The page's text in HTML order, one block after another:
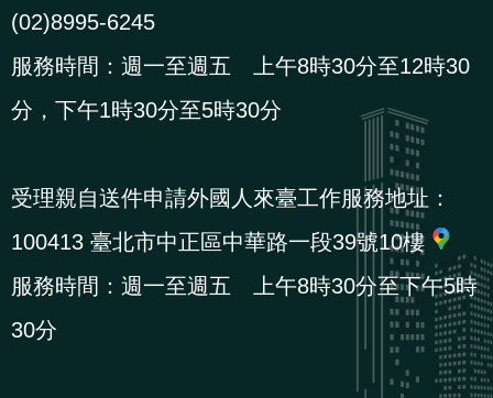
(02)8995-6245
服務時間：週一至週五 上午8時30分至12時30
分，下午1時30分至5時30分
受理親自送件申請外國人來臺工作服務地址：
100413 臺北市中正區中華路一段39號10樓
服務時間：週一至週五 上午8時30分至下午5時
30分